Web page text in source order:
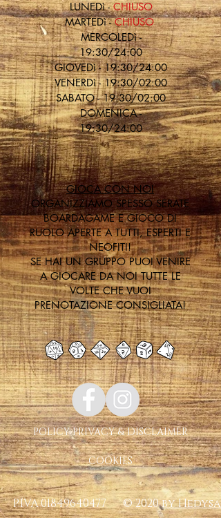
LUNEDì -CHIUSO
MARTEDì -CHIUSO
MERCOLEDì -
19:30/24:00
GIOVEDì - 19:30/24:00
VENERDì - 19:30/02:00
SABATO - 19:30/02:00
DOMENICA -
19:30/24:00
GIOCA CON NOI
ORGANIZZIAMO SPESSO SERATE
BOARDAGAME E GIOCO DI
RUOLO APERTE A TUTTI, ESPERTI E
NEOFITI!
SE HAI UN GRUPPO PUOI VENIRE
A GIOCARE DA NOI TUTTE LE
VOLTE CHE VUOI
PRENOTAZIONE CONSIGLIATA!
POLICY PRIVACY & DISCLAIMER
COOKIES
P.IVA01849640477© 2020by Hedysa